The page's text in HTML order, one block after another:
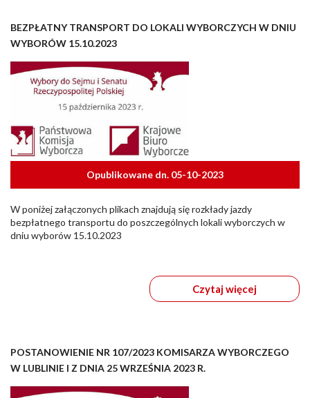
BEZPŁATNY TRANSPORT DO LOKALI WYBORCZYCH W DNIU
WYBORÓW 15.10.2023
Opublikowane dn. 05-10-2023
W poniżej załączonych plikach znajdują się rozkłady jazdy
bezpłatnego transportu do poszczególnych lokali wyborczych w
dniu wyborów 15.10.2023
Czytaj więcej
POSTANOWIENIE NR 107/2023 KOMISARZA WYBORCZEGO
W LUBLINIE I Z DNIA 25 WRZEŚNIA 2023 R.